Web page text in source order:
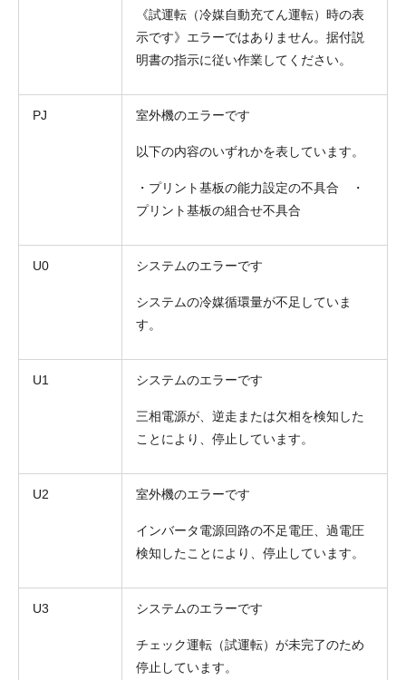
《試運転（冷媒自動充てん運転）時の表
示です》エラーではありません。据付説
明書の指示に従い作業してください。
PJ 室外機のエラーです
以下の内容のいずれかを表しています。
・プリント基板の能力設定の不具合 ・
プリント基板の組合せ不具合
U0 システムのエラーです
システムの冷媒循環量が不足していま
す。
U1 システムのエラーです
三相電源が、逆走または欠相を検知した
ことにより、停止しています。
U2 室外機のエラーです
インバータ電源回路の不足電圧、過電圧
検知したことにより、停止しています。
U3 システムのエラーです
チェック運転（試運転）が未完了のため
停止しています。